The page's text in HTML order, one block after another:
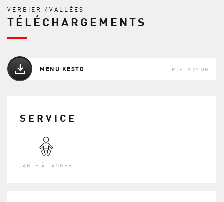
VERBIER 4VALLÉES
TÉLÉCHARGEMENTS
MENU KESTO PDF | 3.27 MB
SERVICE
TABLE À LANGER